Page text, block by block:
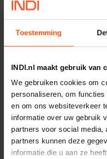
Toestemming
INDI.nl maakt gebruik van
We gebruiken cookies om
personaliseren, om
en om ons websiteverkeer
informatie over uw gebruik
partners voor social media,
partners kunnen deze
informatie die u aan ze
incl. BTW
−
Onlangs bekeken:
LK-